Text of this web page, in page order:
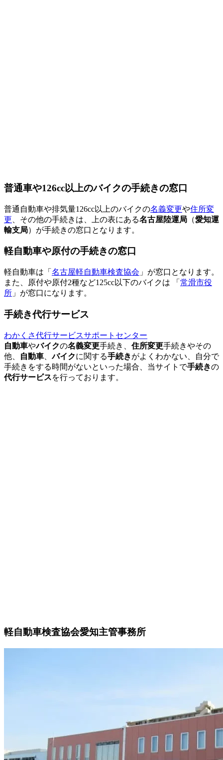
普通車や126cc以上のバイクの手続きの窓口
普通自動車や排気量126cc以上のバイクの名義変更や住所変
更 、その他の手続きは、上の表にある名古屋陸運局 （愛知運
輸支局）が手続きの窓口となります。
軽自動車や原付の手続きの窓口
軽自動車は「 名古屋軽自動車検査協会 」が窓口となります。
また、原付や原付2種など125cc以下のバイクは 「 常滑市役
所 」が窓口になります。
手続き代行サービス
わかくさ代行サービスサポートセンター
自動車やバイクの名義変更手続き、 住所変更手続きやその
他、
自動車 、バイクに関する手続きがよくわかない、自分で
手続きをする時間がないといった場合、当サイトで手続きの
代行サービスを行っております。
軽自動車検査協会愛知主管事務所